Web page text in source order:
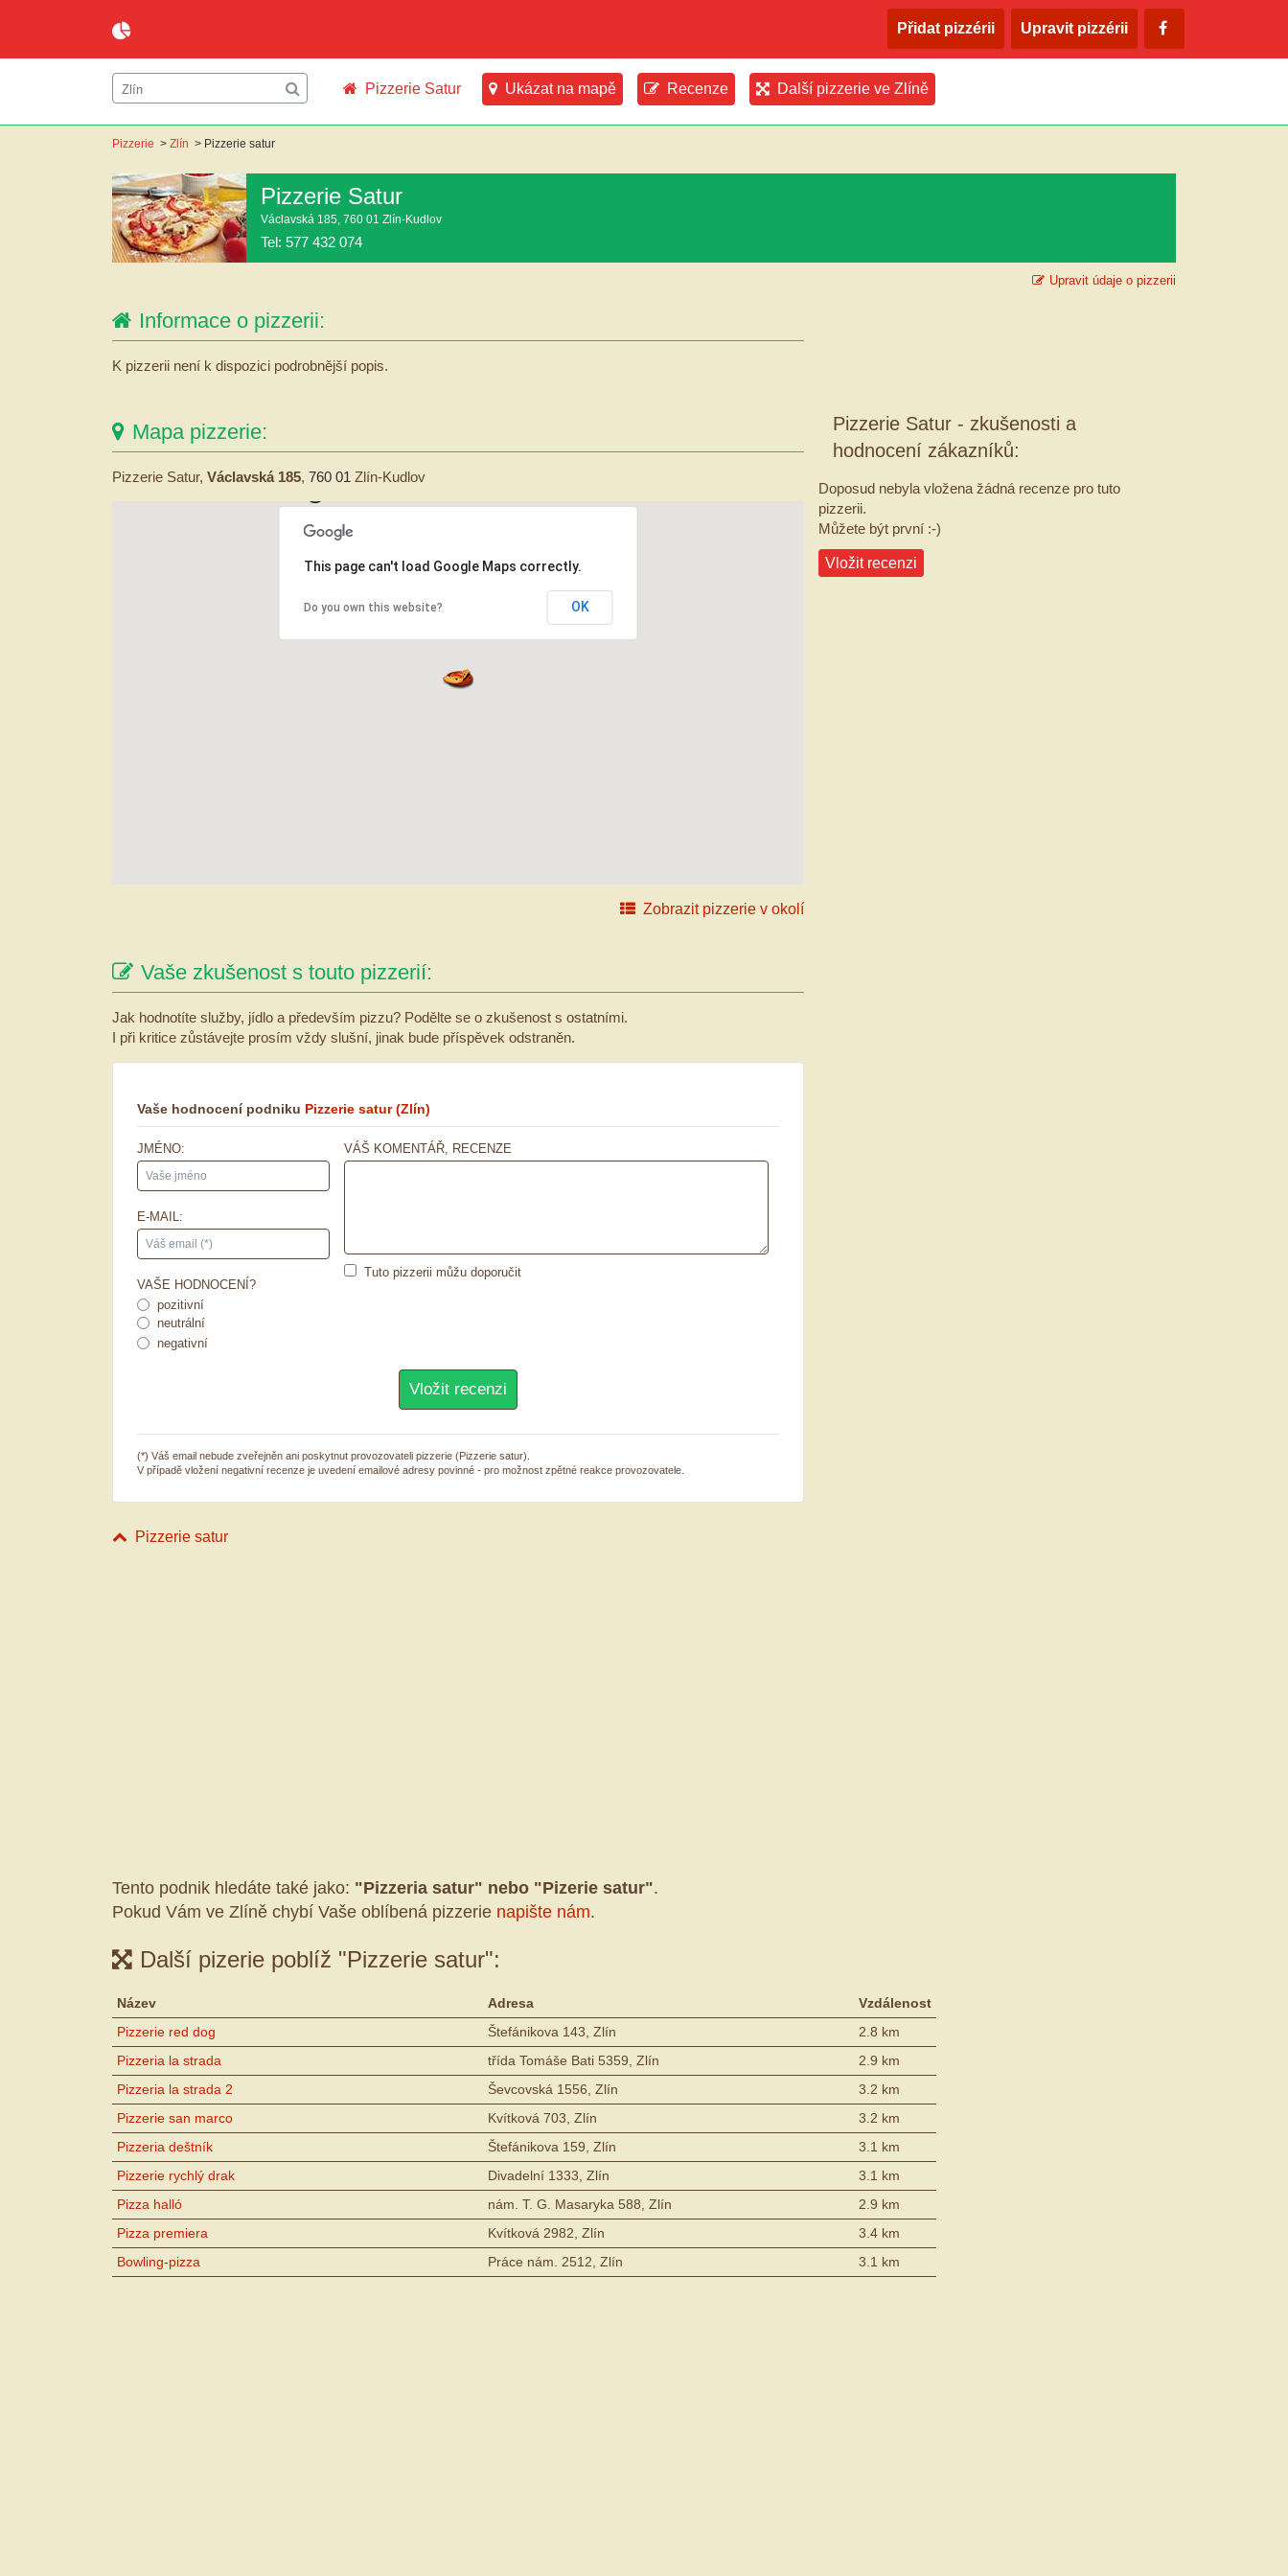
Přidat pizzérii Upravit pizzérii
Pizzerie Satur Ukázat na mapě Recenze Další pizzerie ve Zlíně
Pizzerie > Zlín > Pizzerie satur
Pizzerie Satur
Václavská 185, 760 01 Zlín-Kudlov
Tel: 577 432 074
Upravit údaje o pizzerii
Informace o pizzerii:
K pizzerii není k dispozici podrobnější popis.
Mapa pizzerie:
Pizzerie Satur, Václavská 185, 760 01 Zlín-Kudlov
This page can't load Google Maps correctly.
Do you own this website? OK
Zobrazit pizzerie v okolí
Vaše zkušenost s touto pizzerií:
Jak hodnotíte služby, jídlo a především pizzu? Podělte se o zkušenost s ostatními.
I při kritice zůstávejte prosím vždy slušní, jinak bude příspěvek odstraněn.
Vaše hodnocení podniku Pizzerie satur (Zlín)
JMÉNO:
E-MAIL:
VAŠE HODNOCENÍ?
pozitivní
neutrální
negativní
VÁŠ KOMENTÁŘ, RECENZE
Tuto pizzerii můžu doporučit
(*) Váš email nebude zveřejněn ani poskytnut provozovateli pizzerie (Pizzerie satur).
V případě vložení negativní recenze je uvedení emailové adresy povinné - pro možnost zpětné reakce provozovatele.
Pizzerie satur
Pizzerie Satur - zkušenosti a
hodnocení zákazníků:
Doposud nebyla vložena žádná recenze pro tuto
pizzerii.
Můžete být první :-)
Vložit recenzi
Tento podnik hledáte také jako: "Pizzeria satur" nebo "Pizerie satur".
Pokud Vám ve Zlíně chybí Vaše oblíbená pizzerie napište nám.
Další pizerie poblíž "Pizzerie satur":
Název Adresa
Vzdálenost
Pizzerie red dog
Štefánikova 143, Zlín
2.8 km
Pizzeria la strada
třída Tomáše Bati 5359, Zlín
2.9 km
Pizzeria la strada 2
Ševcovská 1556, Zlín
3.2 km
Pizzerie san marco
Kvítková 703, Zlín
3.2 km
Pizzeria deštník
Štefánikova 159, Zlín
3.1 km
Pizzerie rychlý drak
Divadelní 1333, Zlín
3.1 km
Pizza halló
nám. T. G. Masaryka 588, Zlín
2.9 km
Pizza premiera
Kvítková 2982, Zlín
3.4 km
Bowling-pizza
Práce nám. 2512, Zlín 3.1 km